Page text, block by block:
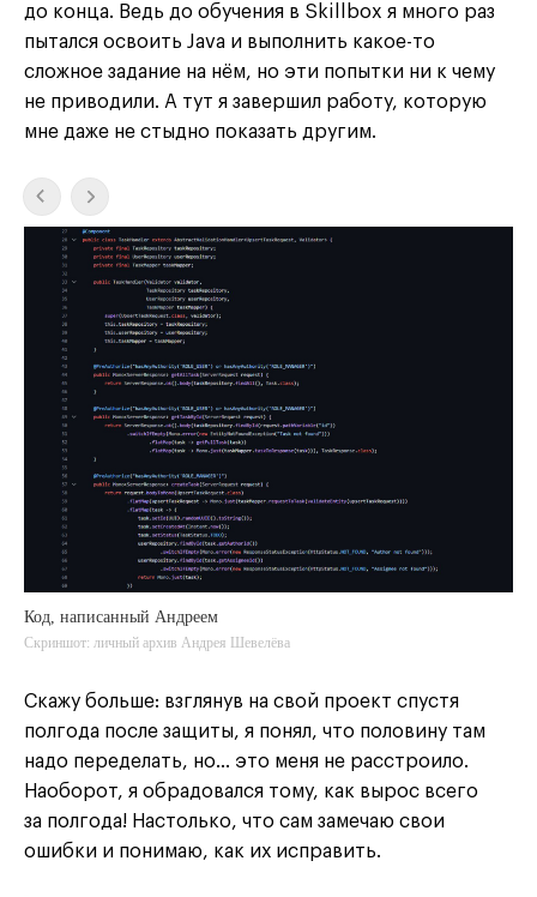
до конца. Ведь до обучения в Skillbox я много раз
пытался освоить Java и выполнить какое-то
сложное задание на нём, но эти попытки ни к чему
не приводили. А тут я завершил работу, которую
мне даже не стыдно показать другим.
Код, написанный Андреем
Скриншот: личный архив Андрея Шевелёва
Скажу больше: взглянув на свой проект спустя
полгода после защиты, я понял, что половину там
надо переделать, но… это меня не расстроило.
Наоборот, я обрадовался тому, как вырос всего
за полгода! Настолько, что сам замечаю свои
ошибки и понимаю, как их исправить.